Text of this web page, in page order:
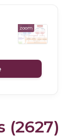
zoom
(2627)